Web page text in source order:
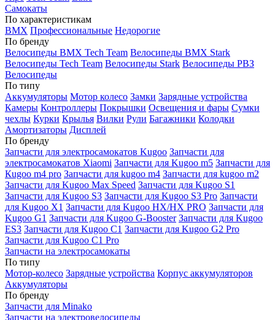
Самокаты
По характеристикам
BMX Профессиональные Недорогие
По бренду
Велосипеды BMX Tech Team Велосипеды BMX Stark
Велосипеды Tech Team Велосипеды Stark Велосипеды РВЗ
Велосипеды
По типу
Аккумуляторы Мотор колесо Замки Зарядные устройства
Камеры Контроллеры Покрышки Освещения и фары Сумки
чехлы Курки Крылья Вилки Рули Багажники Колодки
Амортизаторы Дисплей
По бренду
Запчасти для электросамокатов Kugoo Запчасти для
электросамокатов Xiaomi Запчасти для Kugoo m5 Запчасти для
Кugoo m4 pro Запчасти для kugoo m4 Запчасти для kugoo m2
Запчасти для Kugoo Max Speed Запчасти для Kugoo S1
Запчасти для Kugoo S3 Запчасти для Kugoo S3 Pro Запчасти
для Kugoo X1 Запчасти для Kugoo HX/HX PRO Запчасти для
Kugoo G1 Запчасти для Kugoo G-Booster Запчасти для Kugoo
ES3 Запчасти для Kugoo C1 Запчасти для Kugoo G2 Pro
Запчасти для Kugoo C1 Pro
Запчасти на электросамокаты
По типу
Мотор-колесо Зарядные устройства Корпус аккумуляторов
Аккумуляторы
По бренду
Запчасти для Minako
Запчасти на электровелосипеды